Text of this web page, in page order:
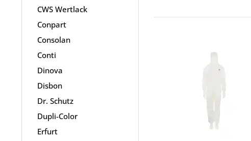
CWS Wertlack
Conpart
Consolan
Conti
Dinova
Disbon
Dr. Schutz
Dupli-Color
Erfurt